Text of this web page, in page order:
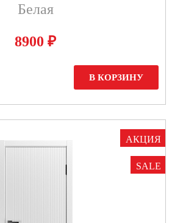
Белая
8900 ₽
В КОРЗИНУ
АКЦИЯ
SALE